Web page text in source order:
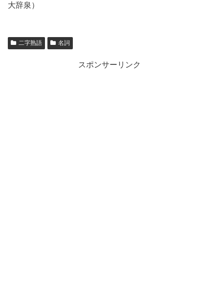
大辞泉）
二字熟語 名詞
スポンサーリンク